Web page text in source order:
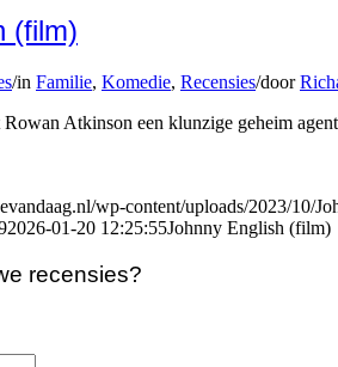
(film)
/in Familie, Komedie, Recensies/door
Atkinson een klunzige geheim
wp-content/uploads/2023/10/
2026-01-20 12:25:55Johnny English (film)
recensies?